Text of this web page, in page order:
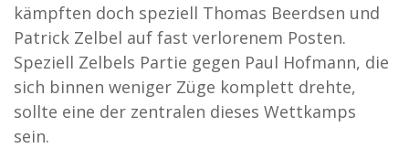
kämpften doch speziell Thomas Beerdsen und
Patrick Zelbel auf fast verlorenem Posten.
Speziell Zelbels Partie gegen Paul Hofmann, die
sich binnen weniger Züge komplett drehte,
sollte eine der zentralen dieses Wettkamps
sein.